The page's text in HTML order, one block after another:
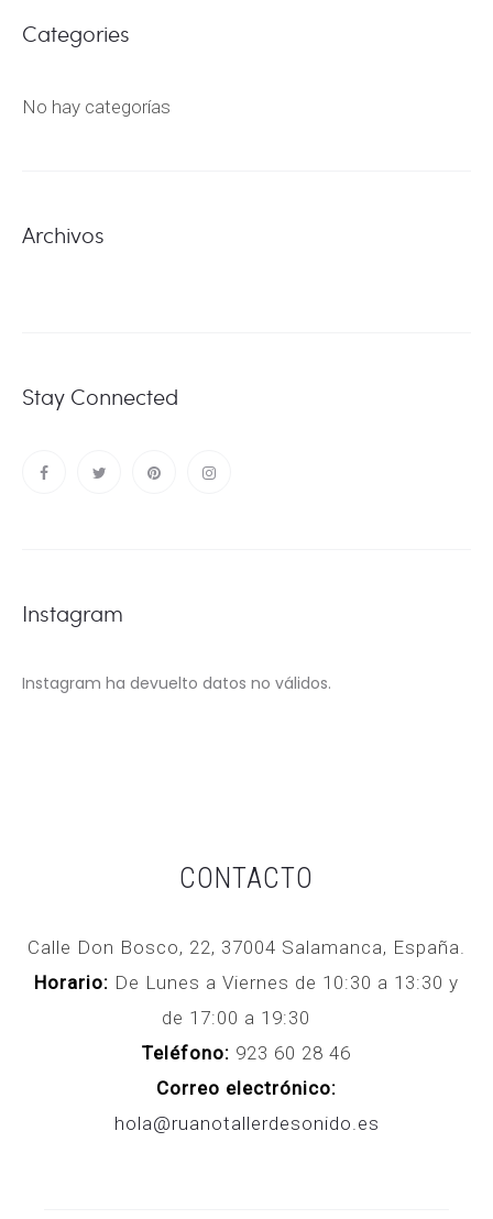
Categories
No hay categorías
Archivos
Stay Connected
Instagram
Instagram ha devuelto datos no válidos.
CONTACTO
Calle Don Bosco, 22, 37004 Salamanca, España.
Horario: De Lunes a Viernes de 10:30 a 13:30 y
de 17:00 a 19:30
Teléfono: 923 60 28 46
Correo electrónico:
hola@ruanotallerdesonido.es